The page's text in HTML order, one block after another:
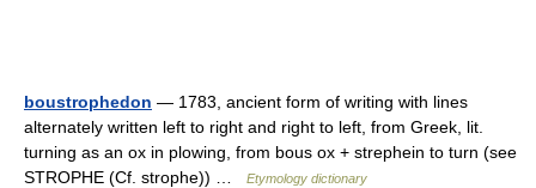
boustrophedon — 1783, ancient form of writing with lines
alternately written left to right and right to left, from Greek, lit.
turning as an ox in plowing, from bous ox + strephein to turn (see
STROPHE (Cf. strophe)) …
Etymology dictionary